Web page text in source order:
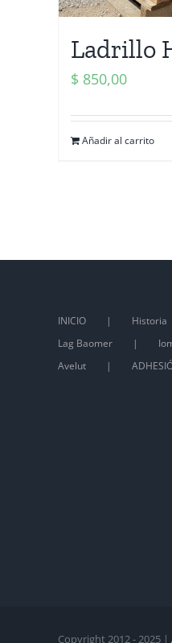
Ladrillo
$ 850,00
Añadir al carrito
INICIO Historia
Lag Baomer
Avelut
Copyright 2012 - 2025 |